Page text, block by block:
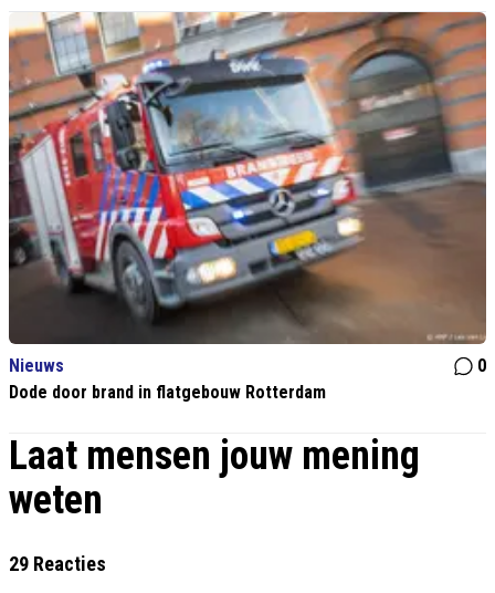
Nieuws
0
Dode door brand in flatgebouw Rotterdam
Laat mensen jouw mening
weten
29 Reacties